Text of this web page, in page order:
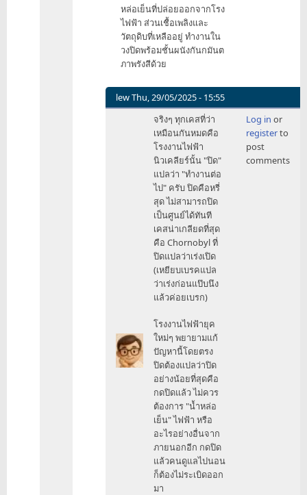
หล่อเย็นที่ปล่อยออกจากโรง
ไฟฟ้า ส่วนเชื้อเพลิงและ
วัตถุดิบที่เหลืออยู่ ทำงานใน
วงปิดพร้อมชั้นผนังกันกมันต
ภาพรังสีด้วย
lewThu, 29/05/2025 - 15:55
In
จริงๆ ทุกเคสที่ว่า
เหมือนกันหมดคือ
โรงงานไฟฟ้า
นิวเคลียร์นั้น "ปิด"
แปลว่า "ทำงานต่อ
ไป" ครับ ปิดคือหรี่
สุด ไม่สามารถปิด
เป็นศูนย์ได้ทันที
เคสน่าเกลียดที่สุด
คือ Chornobyl ที่
ปิดแปลว่าเร่งเปิด
(เหยียบเบรคแปล
ว่าเร่งก่อนแป๊บนึง
แล้วค่อยเบรก)
โรงงานไฟฟ้ายุค
ใหม่ๆ พยายามแก้
ปัญหานี้โดยตรง
ปิดต้องแปลว่าปิด
อย่างน้อยที่สุดคือ
กดปิดแล้ว ไม่ควร
ต้องการ "น้ำหล่อ
เย็น" ไฟฟ้า หรือ
อะไรอย่างอื่นจาก
ภายนอกอีก กดปิด
แล้วคนดูแลไปนอน
ก็ต้องไม่ระเบิดออก
มา
Log in or
registerto
post
comments